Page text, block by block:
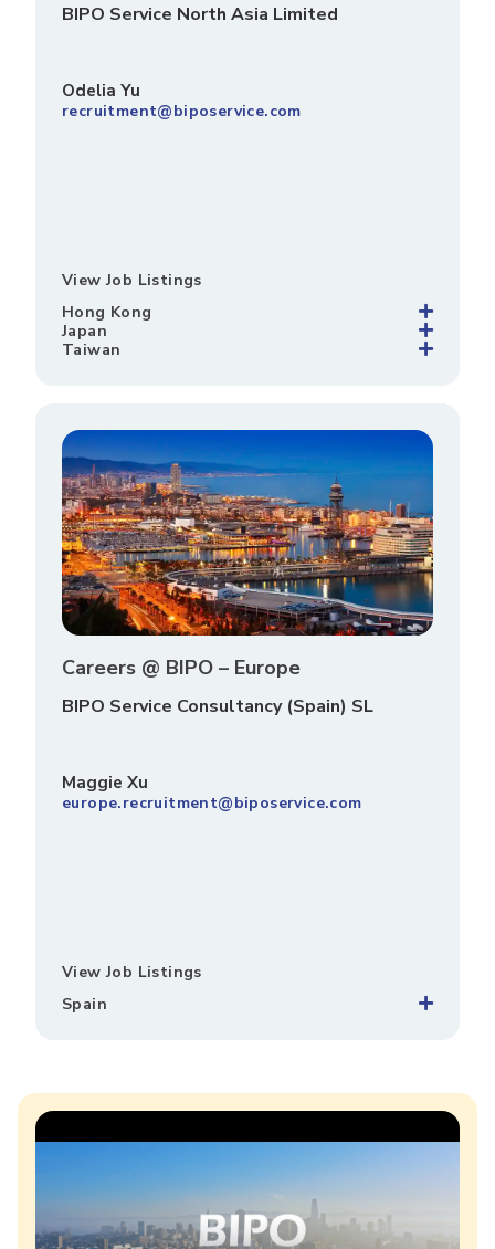
BIPO Service North Asia Limited
Odelia Yu
recruitment@biposervice.com
View Job Listings
Hong Kong
Japan
Taiwan
Careers @ BIPO – Europe
BIPO Service Consultancy (Spain) SL
Maggie Xu
europe.recruitment@biposervice.com
View Job Listings
Spain